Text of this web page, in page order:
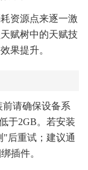
资源点来逐一激
赋树中的天赋技
果提升。
前请确保设备系
于2GB。若安装
后重试；建议通
插件。